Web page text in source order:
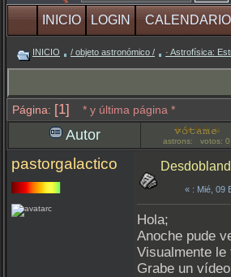
INICIO LOGIN CALENDARIO
INICIO / objeto astronómico / · Astrofísica:
Página: [1] * y última página *
Autor astrons: votos: 0
pastorgalactico
« : Mié, 09
Hola;
Anoche pude
Visualmente le
Grabe un